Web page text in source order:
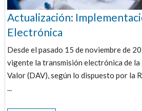
Actualización:
Electrónica
Desde el pasado 15 de noviembre de
vigente la transmisión electrónica de
Valor (DAV), según lo dispuesto por la
...